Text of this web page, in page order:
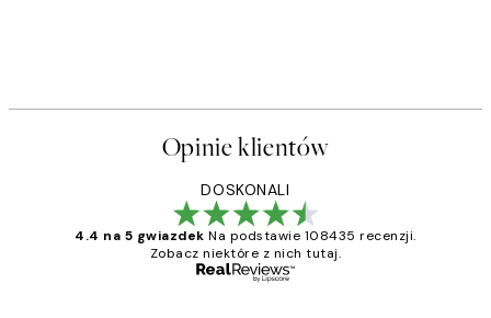
Opinie klientów
DOSKONALI
4.4 na 5 gwiazdek Na podstawie 108435 recenzji.
Zobacz niektóre z nich tutaj.